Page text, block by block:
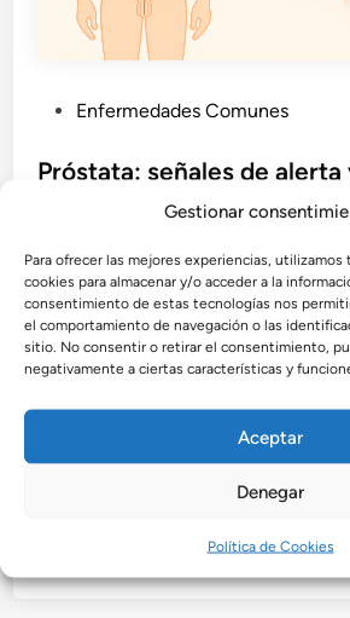
Gestionar
Para ofrecer las mejores experiencias, utilizamos
cookies para almacenar y/o acceder a la
consentimiento de estas tecnologías nos
el comportamiento de navegación o las
sitio. No consentir o retirar el consentimiento,
negativamente a ciertas características y
Aceptar
Denegar
Política de Cookies
b
c
a
d
o
e
Enfermedades Comunes
Próstata: señales de alerta
La próstata es una glándula
masculina. Aprende sus funciones,
alertan sobre problemas prostáticos
formas naturales de cuidarla y